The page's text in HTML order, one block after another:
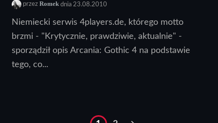
przez Romek dnia 23.08.2010
Niemiecki serwis 4players.de, którego motto
brzmi - "Krytycznie, prawdziwie, aktualnie" -
sporządził opis Arcania: Gothic 4 na podstawie
tego, co...